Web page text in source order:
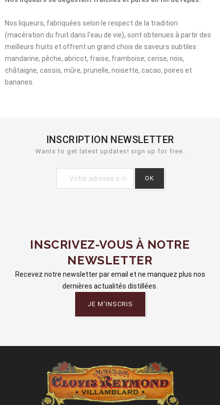
Nos liqueurs, fabriquées selon le respect de la tradition
(macération du fruit dans l'eau de vie), sont obtenues à partir des
meilleurs fruits et offrent un grand choix de saveurs subtiles :
mandarine, pêche, abricot, fraise, framboise, cerise, noix,
châtaigne, cassis, mûre, prunelle, noisette, cacao, poires et
bananes.
INSCRIPTION NEWSLETTER
Wants to get latest updates! sign up for free.
INSCRIVEZ-VOUS À NOTRE
NEWSLETTER
Recevez notre newsletter par email et ne manquez plus nos
dernières actualités distillées.
JE M'INSCRIS